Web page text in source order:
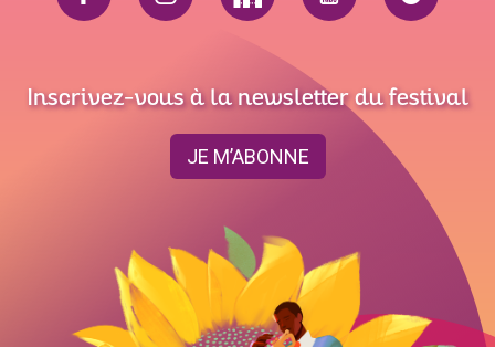
Inscrivez-vous à la newsletter du festival
JE M’ABONNE